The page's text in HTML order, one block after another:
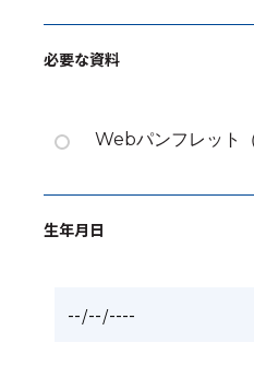
必要な資料
Webパンフレット
生年月日